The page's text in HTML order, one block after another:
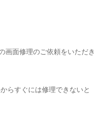
画面修理のご依頼をいただき
らすぐには修理できないと